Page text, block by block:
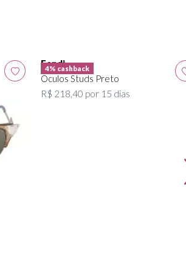
4% cashback
Fendi
Óculos Studs Preto
R$ 218,40 por 15 dias